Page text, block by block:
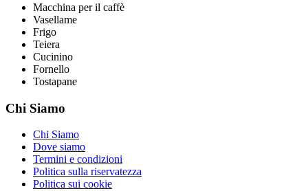
Macchina per il caffè
Vasellame
Frigo
Teiera
Cucinino
Fornello
Tostapane
Chi Siamo
Chi Siamo
Dove siamo
Termini e condizioni
Politica sulla riservatezza
Politica sui cookie